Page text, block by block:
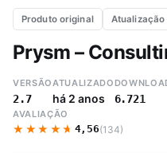
Produto original Atualização
Prysm –
VERSÃO
2.7
ATUALIZADO
há 2 anos 6.721
AVALIAÇÃO
★★★★★
★★★★★ 4,56(134)